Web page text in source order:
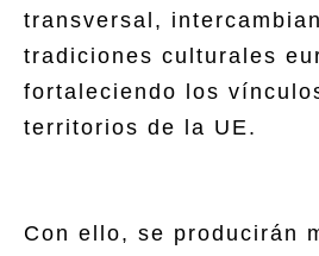
transversal,
tradiciones culturales
fortaleciendo los
territorios de la UE.
Con ello, se producirán